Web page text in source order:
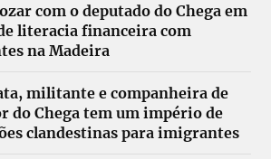
com o deputado do Chega em
literacia financeira com
na Madeira
militante e companheira de
do Chega tem um império de
clandestinas para imigrantes